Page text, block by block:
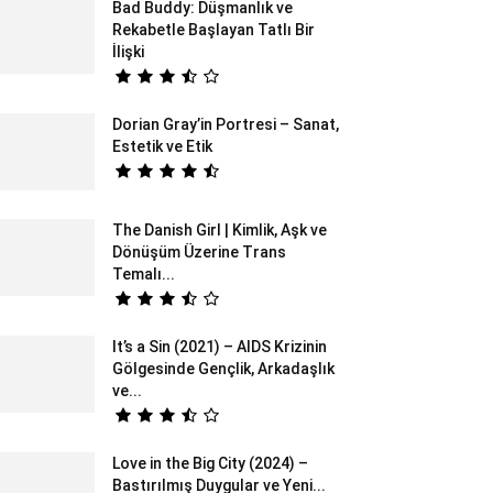
Bad Buddy: Düşmanlık ve
Rekabetle Başlayan Tatlı Bir
İlişki
Dorian Gray’in Portresi – Sanat,
Estetik ve Etik
The Danish Girl | Kimlik, Aşk ve
Dönüşüm Üzerine Trans
Temalı...
It’s a Sin (2021) – AIDS Krizinin
Gölgesinde Gençlik, Arkadaşlık
ve...
Love in the Big City (2024) –
Bastırılmış Duygular ve Yeni...